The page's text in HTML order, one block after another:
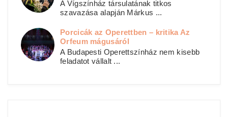
A Vígszínház társulatának titkos
szavazása alapján Márkus ...
Porcicák az Operettben – kritika Az
Orfeum mágusáról
A Budapesti Operettszínház nem kisebb
feladatot vállalt ...